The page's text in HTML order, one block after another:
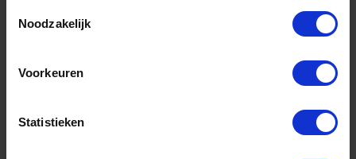
Noodzakelijk
Voorkeuren
Statistieken